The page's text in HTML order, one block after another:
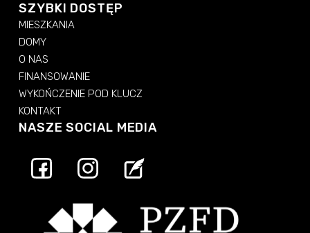
SZYBKI DOSTĘP
MIESZKANIA
DOMY
O NAS
FINANSOWANIE
WYKOŃCZENIE POD KLUCZ
KONTAKT
NASZE SOCIAL MEDIA